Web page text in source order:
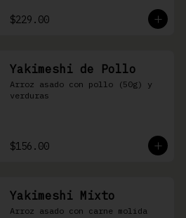
$229.00
Yakimeshi de Pollo
Arroz asado con pollo (50g) y
verduras
$156.00
Yakimeshi Mixto
Arroz asado con carne molida